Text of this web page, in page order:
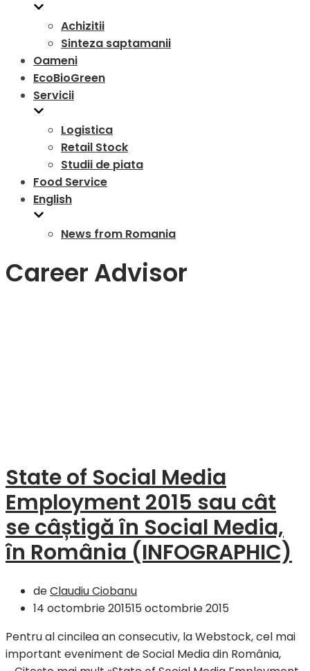
Achizitii
Sinteza saptamanii
Oameni
EcoBioGreen
Servicii
Logistica
Retail Stock
Studii de piata
Food Service
English
News from Romania
Career Advisor
State of Social Media
Employment 2015 sau cât
se câștigă în Social Media,
în România (INFOGRAPHIC)
deClaudiu Ciobanu
14 octombrie 201515 octombrie 2015
Pentru al cincilea an consecutiv, la Webstock, cel mai
important eveniment de Social Media din România,